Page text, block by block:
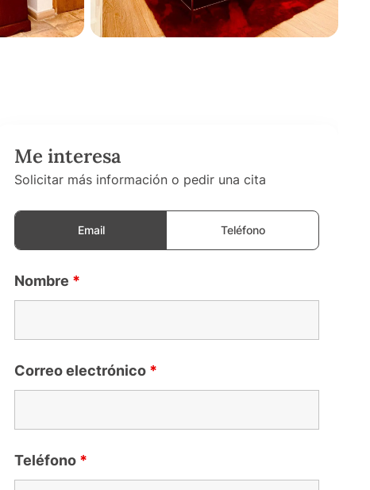
Me interesa
Solicitar más información o pedir una cita
Email Teléfono
Nombre *
Correo electrónico *
Teléfono *